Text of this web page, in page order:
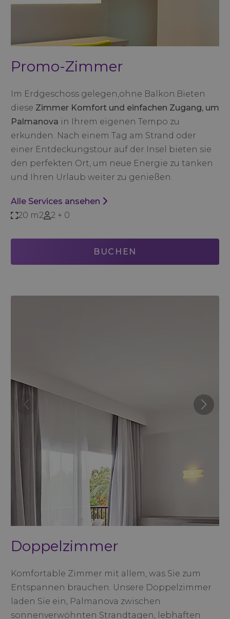
Promo-Zimmer
Im Erdgeschoss gelegen,ohne Balkon.Bieten
diese Zimmer Komfort und einfachen Zugang, um
Palmanova in Ihrem eigenen Tempo zu
erkunden. Nach einem Tag am Strand oder
einer Entdeckungstour auf der Insel bieten sie
den perfekten Ort, um neue Energie zu tanken
und Ihren Urlaub weiter zu genießen.
Alle Services ansehen
20 m2
2 + 0
BUCHEN
Doppelzimmer
Komfortable Zimmer mit allem, was Sie zum
Entspannen brauchen. Unsere Doppelzimmer
laden Sie ein, Palmanova zwischen
sonnenverwöhnten Strandtagen, lebhaften